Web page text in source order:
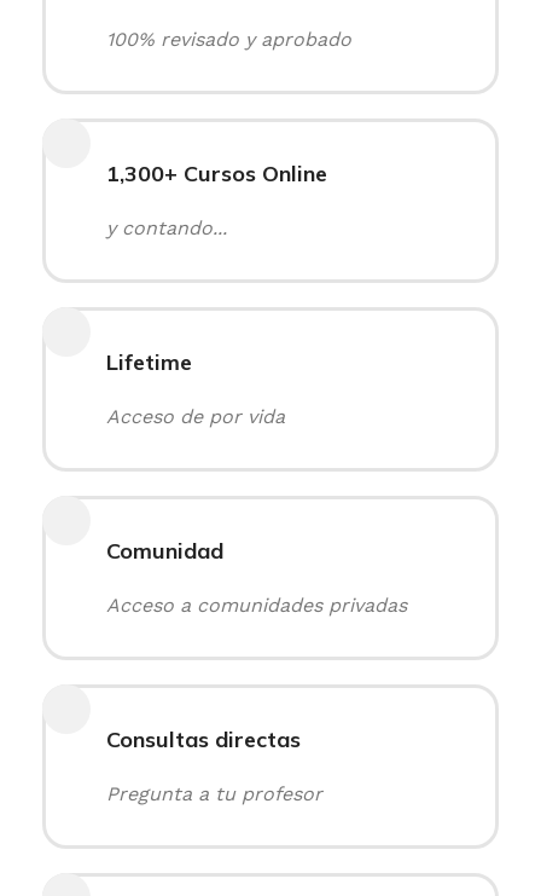
100% revisado y aprobado
1,300+ Cursos Online
y contando...
Lifetime
Acceso de por vida
Comunidad
Acceso a comunidades privadas
Consultas directas
Pregunta a tu profesor